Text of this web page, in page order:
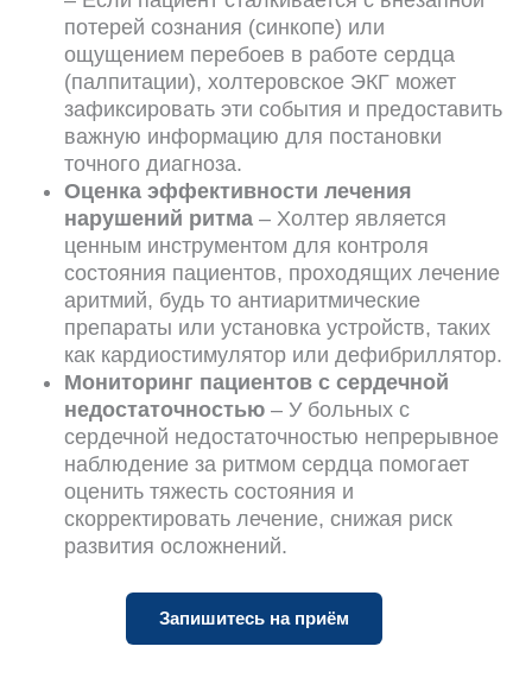
потерей сознания (синкопе) или
ощущением перебоев в работе сердца
(палпитации), холтеровское ЭКГ может
зафиксировать эти события и предоставить
важную информацию для постановки
точного диагноза.
Оценка эффективности лечения
нарушений ритма – Холтер является
ценным инструментом для контроля
состояния пациентов, проходящих лечение
аритмий, будь то антиаритмические
препараты или установка устройств, таких
как кардиостимулятор или дефибриллятор.
Мониторинг пациентов с сердечной
недостаточностью – У больных с
сердечной недостаточностью непрерывное
наблюдение за ритмом сердца помогает
оценить тяжесть состояния и
скорректировать лечение, снижая риск
развития осложнений.
Запишитесь на приём